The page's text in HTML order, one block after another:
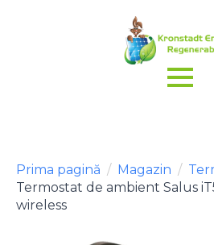
Prima pagină Magazin
Termostat de ambient Salus
wireless